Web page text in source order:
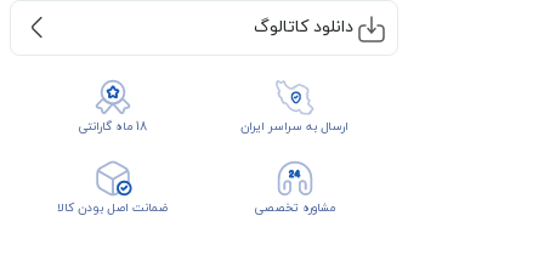
دانلود کاتالوگ
ارسال به سراسر ایران 18 ماه گارانتی
مشاوره تخصصی ضمانت اصل بودن کالا